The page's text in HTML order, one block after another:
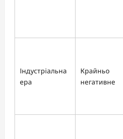
Індустріальна
ера
Крайньо
негативне